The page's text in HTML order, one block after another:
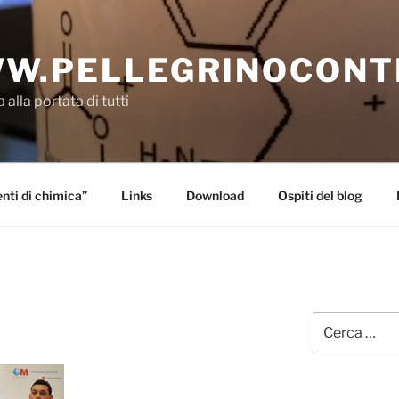
alla portata di tutti
di chimica” Links Download Ospiti del blog